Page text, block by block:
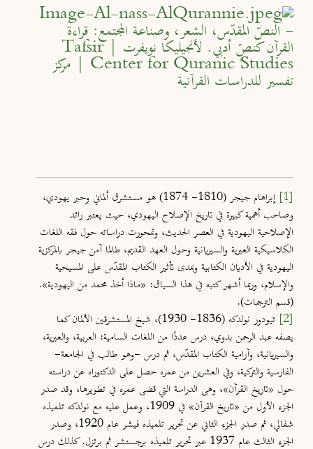
[1]
إبراهام جيجر (1810- 1874) هو مستشرق ألماني وحبر يهودي،
وصاحب أهمية كبيرة في تاريخ الإصلاح اليهودي، حيث يعتبر رائد
الإصلاحية اليهودية في العصر الحديث، وتمحورت دراساته حول فقه اللغات
الكلاسيكية العبرية والسيريانية وحول العهد القديم، طالما آمن جيجر بالمركزية
اليهودية في الأديان الكتابية وبمدى تأثير الكتاب المقدّس على المسيحية
والإسلام، وربما أشهر كتبه في هذا السياق: «ماذا أخذ محمد من اليهودية».
(قسم الترجمات).
[2]
تيودور نولدكه (1836- 1930)، شيخ المستشرقين الألمان كما
يصفه عبد الرحمن بدوي، درس عددًا من اللغات السامية: العربية، والعبرية،
والسيريانية، وآرامية الكتاب المقدّس، ثم درس -وهو طالب في الجامعة-
الفارسية والتركية، وفي العشرين من عمره حصل على الدكتوراه عن دراسته
حول «تاريخ القرآن»، وهي الدراسة التي قضى عمره في تطويرها، وقد صدر
الجزء الأول من «تاريخ القرآن» في 1909، وعمل عليه مع نولدكه تلميذه
شفالي، ثم صدر الجزء الثاني عن تحرير تلميذه فيشر عام 1920، وصدر
الجزء الثالث عام 1937 عبر تحرير تلميذه برجستشر ثم برتزل. كذلك درس